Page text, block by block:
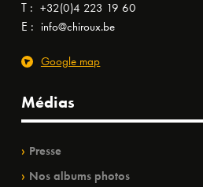
T : +32(0)4 223 19 60
E : info@chiroux.be
Google map
Médias
Presse
Nos albums photos